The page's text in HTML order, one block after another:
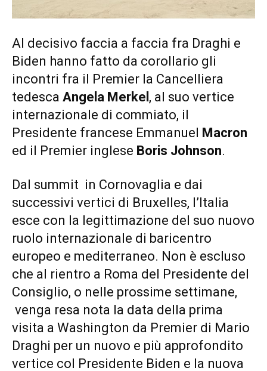
Al decisivo faccia a faccia fra Draghi e
Biden hanno fatto da corollario gli
incontri fra il Premier la Cancelliera
tedesca Angela Merkel , al suo vertice
internazionale di commiato, il
Presidente francese Emmanuel Macron
ed il Premier inglese Boris Johnson.
Dal summit in Cornovaglia e dai
successivi vertici di Bruxelles, l’Italia
esce con la legittimazione del suo nuovo
ruolo internazionale di baricentro
europeo e mediterraneo. Non è escluso
che al rientro a Roma del Presidente del
Consiglio, o nelle prossime settimane,
venga resa nota la data della prima
visita a Washington da Premier di Mario
Draghi per un nuovo e più approfondito
vertice col Presidente Biden e la nuova